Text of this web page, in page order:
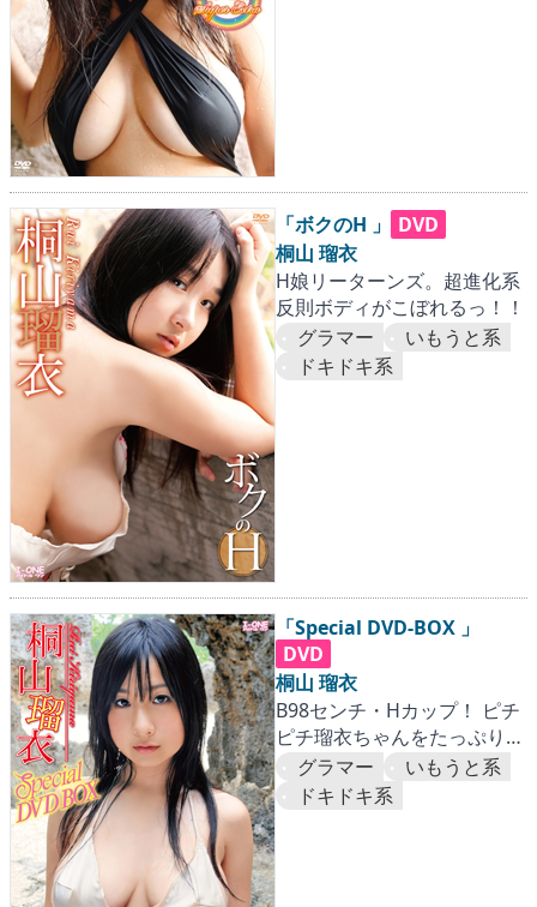
「ボクのH 」
DVD
桐山 瑠衣
H娘リーターンズ。超進化系
反則ボディがこぼれるっ！！
グラマー
いもうと系
ドキドキ系
「Special DVD-BOX 」
DVD
桐山 瑠衣
B98センチ・Hカップ！ ピチ
ピチ瑠衣ちゃんをたっぷり堪
能165分！
グラマー
いもうと系
ドキドキ系